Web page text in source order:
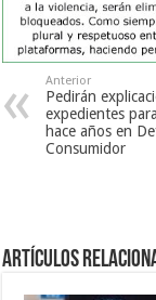
Anterior
Pedirán
expedientes
hace años en
Consumidor
Artículos